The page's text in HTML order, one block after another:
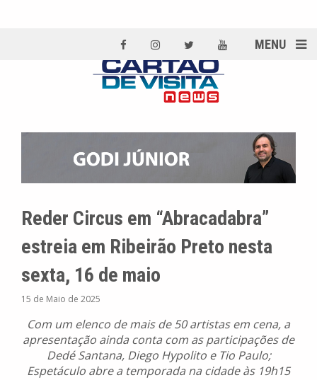
MENU
Reder Circus em “Abracadabra”
estreia em Ribeirão Preto nesta
sexta, 16 de maio
15 de Maio de 2025
Com um elenco de mais de 50 artistas em cena, a
apresentação ainda conta com as participações de
Dedé Santana, Diego Hypolito e Tio Paulo;
Espetáculo abre a temporada na cidade às 19h15